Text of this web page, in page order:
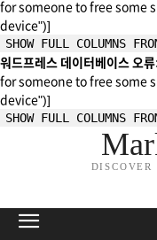
for someone to free some
device")]
SHOW FULL COLUMNS
워드프레스 데이터베이스 오
for someone to free some
device")]
SHOW FULL COLUMNS
DISCOVER